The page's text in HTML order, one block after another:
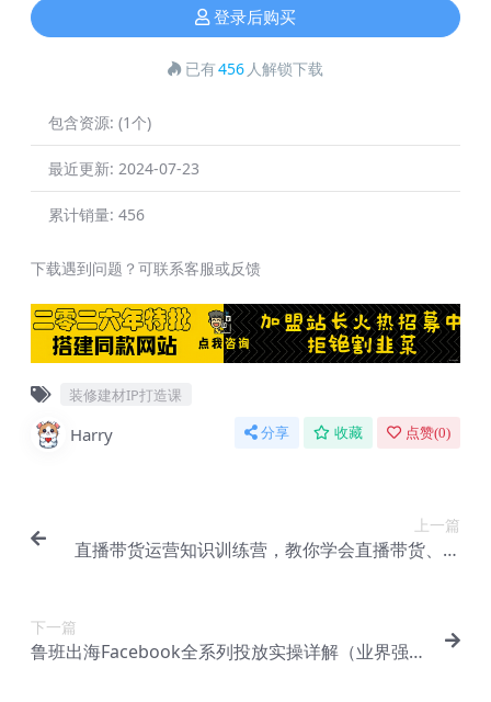
登录后购买
已有456 人解锁下载
包含资源: (1个)
最近更新: 2024-07-23
累计销量: 456
下载遇到问题？可联系客服或反馈
装修建材IP打造课
Harry 分享 收藏 点赞(0)
上一篇
直播带货运营知识训练营，教你学会直播带货、主
下一篇
鲁班出海Facebook全系列投放实操详解（业界强